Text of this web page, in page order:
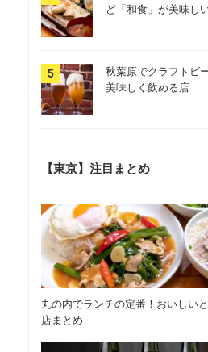
ど「和食」が美味し
秋葉原でクラフトビ
美味しく飲める店
【東京】注目まとめ
丸の内でランチの定番！おいしい
店まとめ